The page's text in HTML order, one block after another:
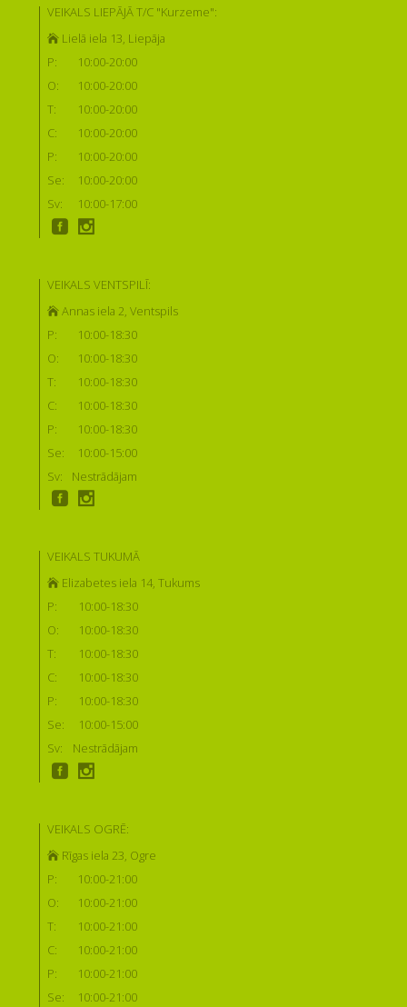
VEIKALS LIEPĀJĀ T/C "Kurzeme":
Lielā iela 13, Liepāja
P:
10:00-20:00
O:
10:00-20:00
T:
10:00-20:00
C:
10:00-20:00
P:
10:00-20:00
Se:
10:00-20:00
Sv:
10:00-17:00
VEIKALS VENTSPILĪ:
Annas iela 2, Ventspils
P:
10:00-18:30
O:
10:00-18:30
T:
10:00-18:30
C:
10:00-18:30
P:
10:00-18:30
Se:
10:00-15:00
Sv:
Nestrādājam
VEIKALS TUKUMĀ
Elizabetes iela 14, Tukums
P:
10:00-18:30
O:
10:00-18:30
T:
10:00-18:30
C:
10:00-18:30
P:
10:00-18:30
Se:
10:00-15:00
Sv:
Nestrādājam
VEIKALS OGRĒ:
Rīgas iela 23, Ogre
P:
10:00-21:00
O:
10:00-21:00
T:
10:00-21:00
C:
10:00-21:00
P:
10:00-21:00
Se:
10:00-21:00